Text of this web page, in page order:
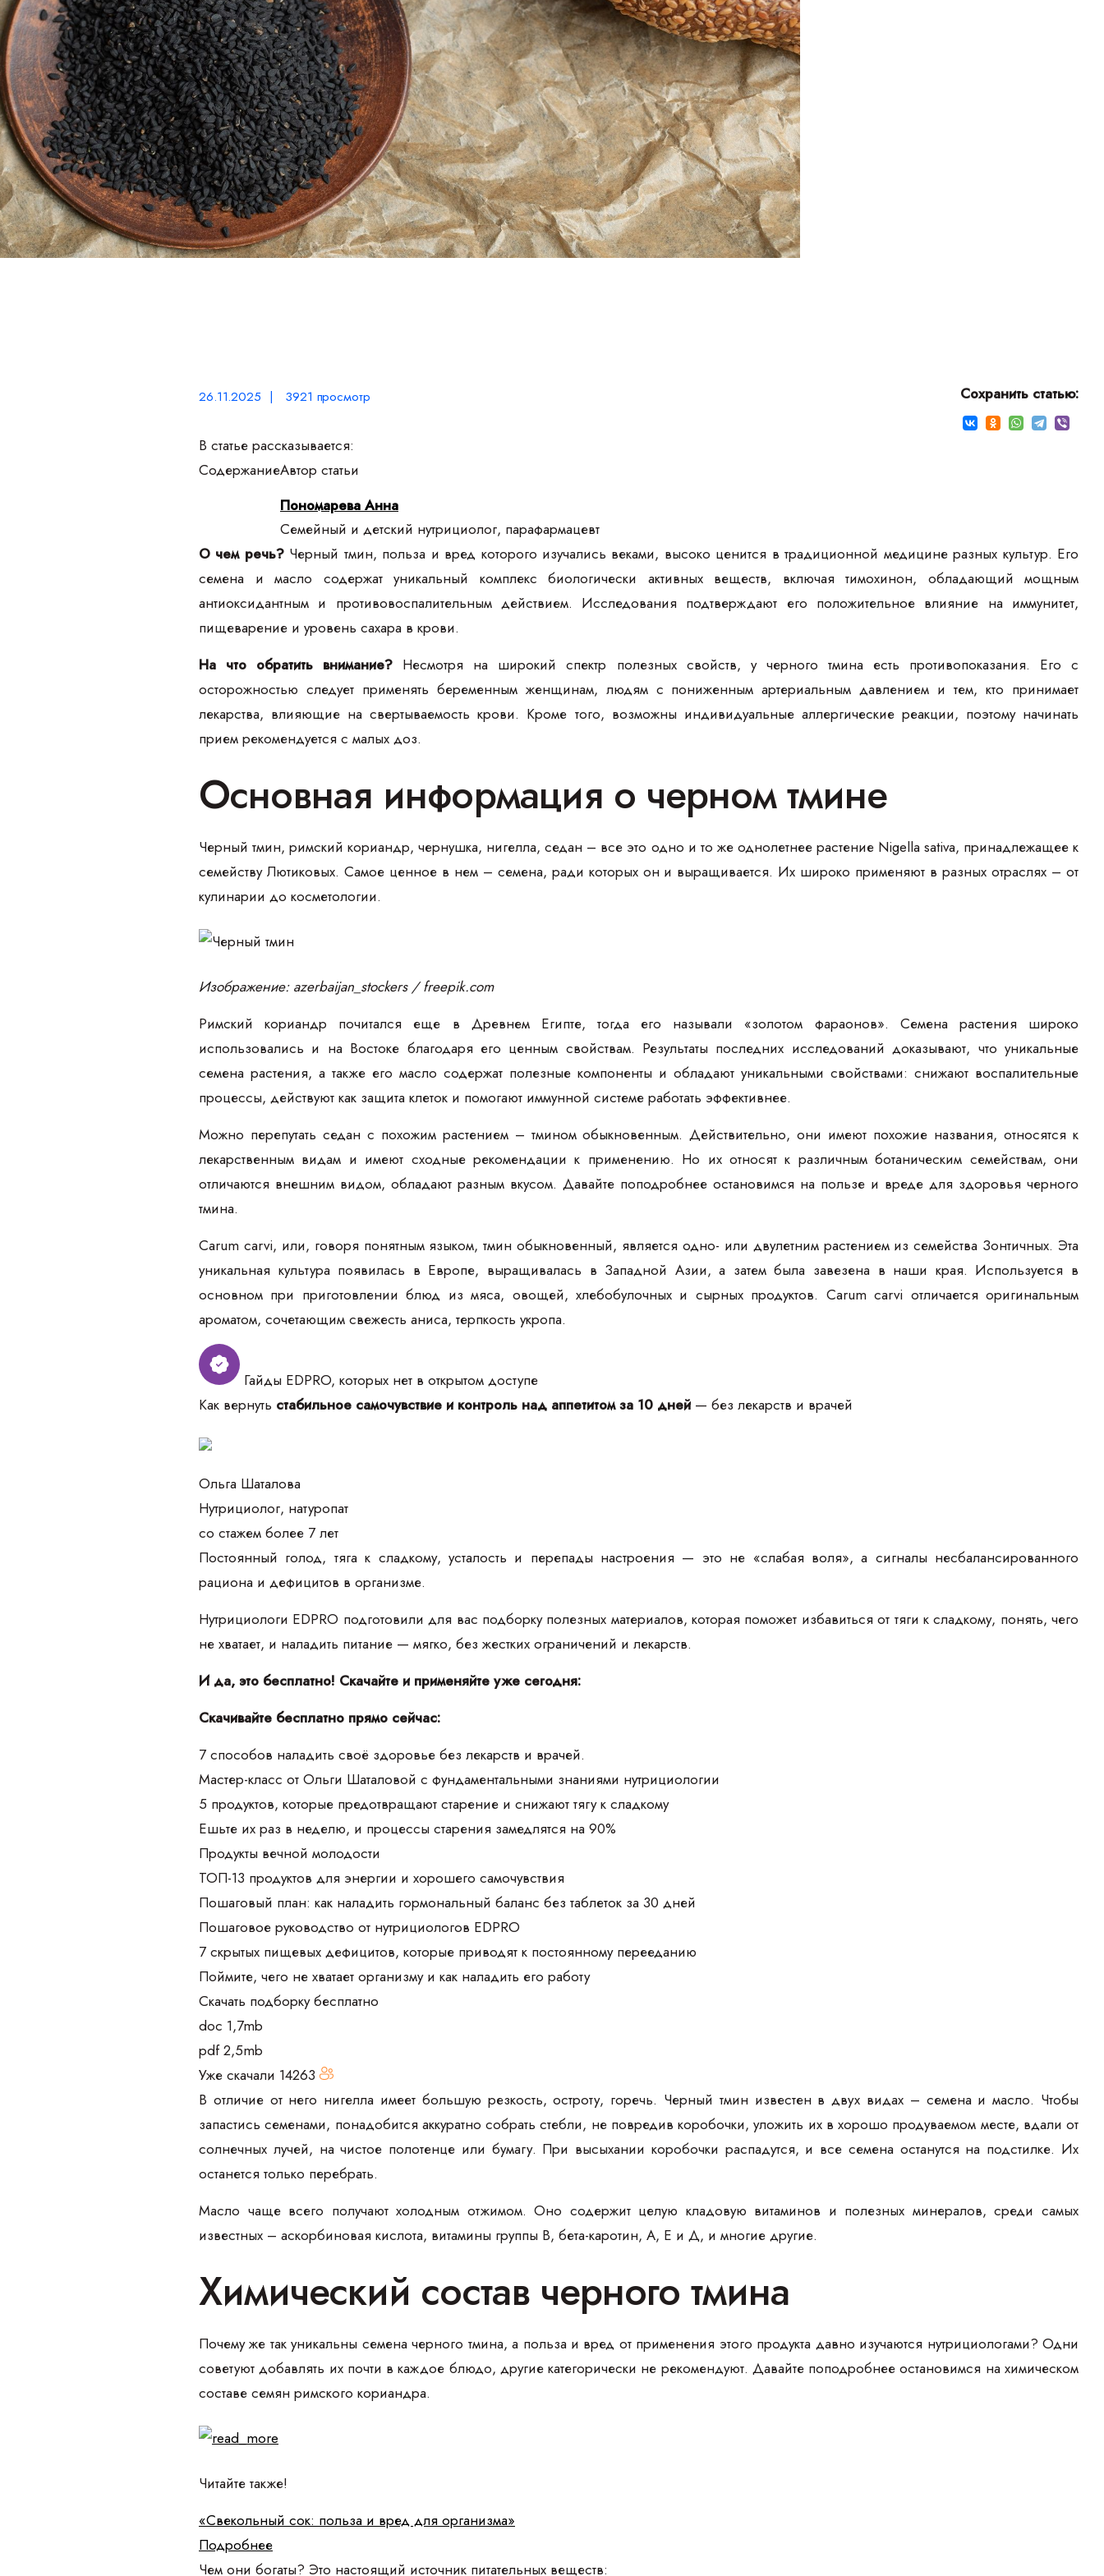
26.11.2025 | 3921 просмотр Сохранить статью:
В статье рассказывается:
СодержаниеАвтор статьи
Пономарева Анна
Семейный и детский нутрициолог, парафармацевт
О чем речь?Черный тмин, польза и вред которого изучались веками, высоко ценится в традиционной медицине разных культур. Его
семена и масло содержат уникальный комплекс биологически активных веществ, включая тимохинон, обладающий мощным
антиоксидантным и противовоспалительным действием. Исследования подтверждают его положительное влияние на иммунитет,
пищеварение и уровень сахара в крови.
На что обратить внимание? Несмотря на широкий спектр полезных свойств, у черного тмина есть противопоказания. Его с
осторожностью следует применять беременным женщинам, людям с пониженным артериальным давлением и тем, кто принимает
лекарства, влияющие на свертываемость крови. Кроме того, возможны индивидуальные аллергические реакции, поэтому начинать
прием рекомендуется с малых доз.
Основная информация о черном тмине
Черный тмин, римский кориандр, чернушка, нигелла, седан – все это одно и то же однолетнее растение Nigella sativa, принадлежащее к
семейству Лютиковых. Самое ценное в нем – семена, ради которых он и выращивается. Их широко применяют в разных отраслях – от
кулинарии до косметологии.
Изображение: azerbaijan_stockers / freepik.com
Римский кориандр почитался еще в Древнем Египте, тогда его называли «золотом фараонов». Семена растения широко
использовались и на Востоке благодаря его ценным свойствам. Результаты последних исследований доказывают, что уникальные
семена растения, а также его масло содержат полезные компоненты и обладают уникальными свойствами: снижают воспалительные
процессы, действуют как защита клеток и помогают иммунной системе работать эффективнее.
Можно перепутать седан с похожим растением – тмином обыкновенным. Действительно, они имеют похожие названия, относятся к
лекарственным видам и имеют сходные рекомендации к применению. Но их относят к различным ботаническим семействам, они
отличаются внешним видом, обладают разным вкусом. Давайте поподробнее остановимся на пользе и вреде для здоровья черного
тмина.
Carum carvi, или, говоря понятным языком, тмин обыкновенный, является одно- или двулетним растением из семейства Зонтичных. Эта
уникальная культура появилась в Европе, выращивалась в Западной Азии, а затем была завезена в наши края. Используется в
основном при приготовлении блюд из мяса, овощей, хлебобулочных и сырных продуктов. Carum carvi отличается оригинальным
ароматом, сочетающим свежесть аниса, терпкость укропа.
Гайды EDPRO, которых нет в открытом доступе
Как вернуть стабильное самочувствие и контроль над аппетитом за 10 дней — без лекарств и врачей
Ольга Шаталова
Нутрициолог, натуропат
со стажем более 7 лет
Постоянный голод, тяга к сладкому, усталость и перепады настроения — это не «слабая воля», а сигналы несбалансированного
рациона и дефицитов в организме.
Нутрициологи EDPRO подготовили для вас подборку полезных материалов, которая поможет избавиться от тяги к сладкому, понять, чего
не хватает, и наладить питание — мягко, без жестких ограничений и лекарств.
И да, это бесплатно! Скачайте и применяйте уже сегодня:
Скачивайте бесплатно прямо сейчас:
7 способов наладить своё здоровье без лекарств и врачей.
Мастер-класс от Ольги Шаталовой с фундаментальными знаниями нутрициологии
5 продуктов, которые предотвращают старение и снижают тягу к сладкому
Ешьте их раз в неделю, и процессы старения замедлятся на 90%
Продукты вечной молодости
ТОП-13 продуктов для энергии и хорошего самочувствия
Пошаговый план: как наладить гормональный баланс без таблеток за 30 дней
Пошаговое руководство от нутрициологов EDPRO
7 скрытых пищевых дефицитов, которые приводят к постоянному перееданию
Поймите, чего не хватает организму и как наладить его работу
Скачать подборку бесплатно
doc 1,7mb
pdf 2,5mb
Уже скачали 14263
В отличие от него нигелла имеет большую резкость, остроту, горечь. Черный тмин известен в двух видах – семена и масло. Чтобы
запастись семенами, понадобится аккуратно собрать стебли, не повредив коробочки, уложить их в хорошо продуваемом месте, вдали от
солнечных лучей, на чистое полотенце или бумагу. При высыхании коробочки распадутся, и все семена останутся на подстилке. Их
останется только перебрать.
Масло чаще всего получают холодным отжимом. Оно содержит целую кладовую витаминов и полезных минералов, среди самых
известных – аскорбиновая кислота, витамины группы В, бета-каротин, А, Е и Д, и многие другие.
Химический состав черного тмина
Почему же так уникальны семена черного тмина, а польза и вред от применения этого продукта давно изучаются нутрициологами? Одни
советуют добавлять их почти в каждое блюдо, другие категорически не рекомендуют. Давайте поподробнее остановимся на химическом
составе семян римского кориандра.
Читайте также!
«Свекольный сок: польза и вред для организма»
Подробнее
Чем они богаты? Это настоящий источник питательных веществ: